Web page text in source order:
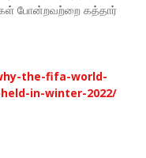
போன்றவற்றை கத்தார்
the-fifa-world-
in-winter-2022/